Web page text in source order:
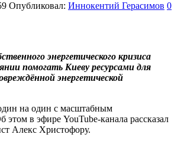
Опубликовал: Иннокентий Герасимов 0
энергетического кризиса
помогать Киеву ресурсами для
энергетической
на один с масштабным
этом в эфире YouTube-канала рассказал
Алекс Христофору.